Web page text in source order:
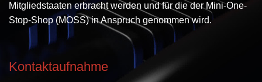
Mitgliedstaaten erbracht werden und für die der Mini-One-
Stop-Shop (MOSS) in Anspruch genommen wird.
Kontaktaufnahme